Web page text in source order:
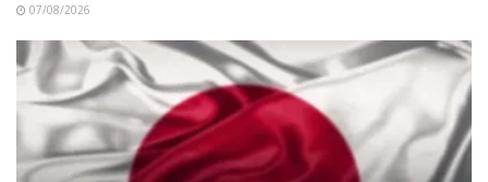
07/08/2026